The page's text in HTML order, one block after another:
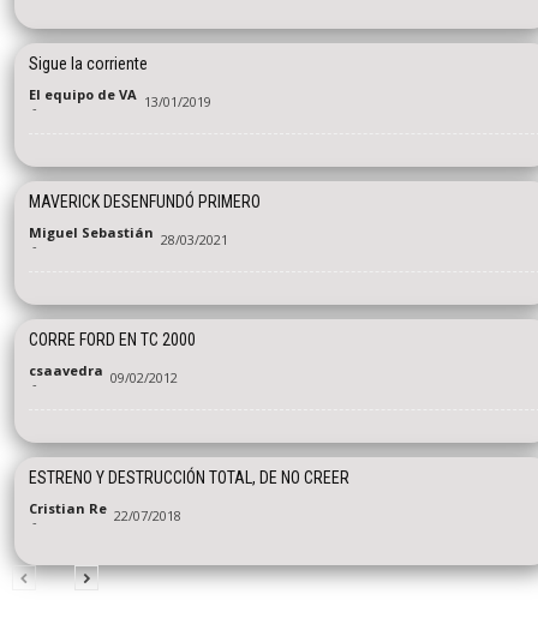
Sigue la corriente
El equipo de VA
- 13/01/2019
MAVERICK DESENFUNDÓ PRIMERO
Miguel Sebastián
- 28/03/2021
CORRE FORD EN TC 2000
csaavedra
- 09/02/2012
ESTRENO Y DESTRUCCIÓN TOTAL, DE NO CREER
Cristian Re
- 22/07/2018